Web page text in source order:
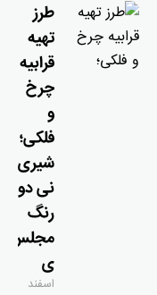
طرز
تهیه
قرابیه
چرخ
و
فلکی؛
شیری
نی دو
رنگ
مجلس
ی
اسفند